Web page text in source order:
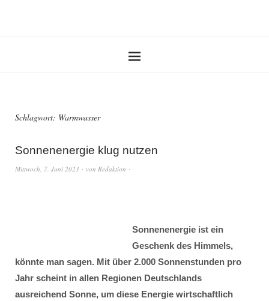
Schlagwort: Warmwasser
Sonnenenergie klug nutzen
Mittwoch, 7. Juni 2023 von Redaktion
Sonnenenergie ist ein
Geschenk des Himmels,
könnte man sagen. Mit über 2.000 Sonnenstunden pro
Jahr scheint in allen Regionen Deutschlands
ausreichend Sonne, um diese Energie wirtschaftlich